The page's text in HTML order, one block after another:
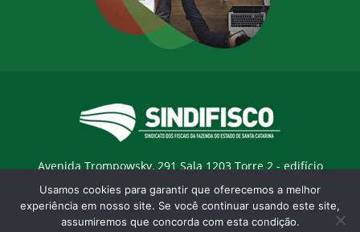
Avenida Trompowsky, 291 Sala 1203 Torre 2 - edifício
Trompowsky Corporate - Centro - Florianopólis / SC - CEP:
88015-300 |E-mail:sindifisco@sindifisco.org.br
Usamos cookies para garantir que oferecemos a melhor
experiência em nosso site. Se você continuar usando este site,
assumiremos que concorda com esta condição.